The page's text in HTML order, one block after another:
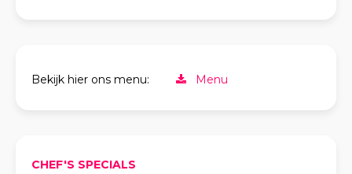
Bekijk hier ons menu: Menu
CHEF'S SPECIALS